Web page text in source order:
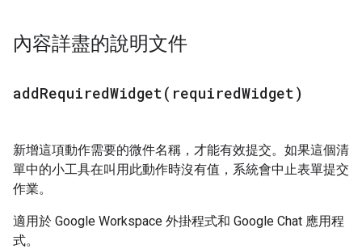
內容詳盡的說明文件
addRequiredWidget( requiredWidget)
新增這項動作需要的微件名稱，才能有效提交。如果這個清
單中的小工具在叫用此動作時沒有值，系統會中止表單提交
作業。
適用於 Google Workspace 外掛程式和 Google Chat 應用程
式。